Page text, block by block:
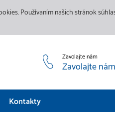
Používaním našich stránok
Zavolajte nám
Zavolajte nám
Kontakty